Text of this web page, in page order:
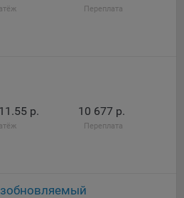
Переплата
р. 10 677 р.
Переплата